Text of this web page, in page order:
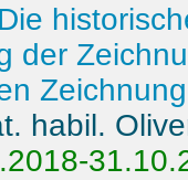
der
habil.